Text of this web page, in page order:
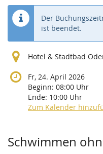
Der
ist beendet.
Hotel & Stadtbad
Fr, 24. April 2026
Beginn: 08:00 Uhr
Ende: 10:00 Uhr
Zum Kalender
Produkte
Schwimmen